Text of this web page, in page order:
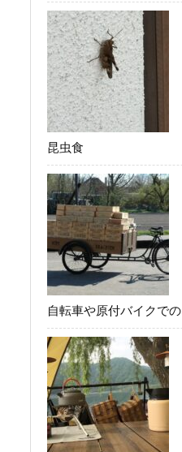
昆虫食
自転車や原付バイクで